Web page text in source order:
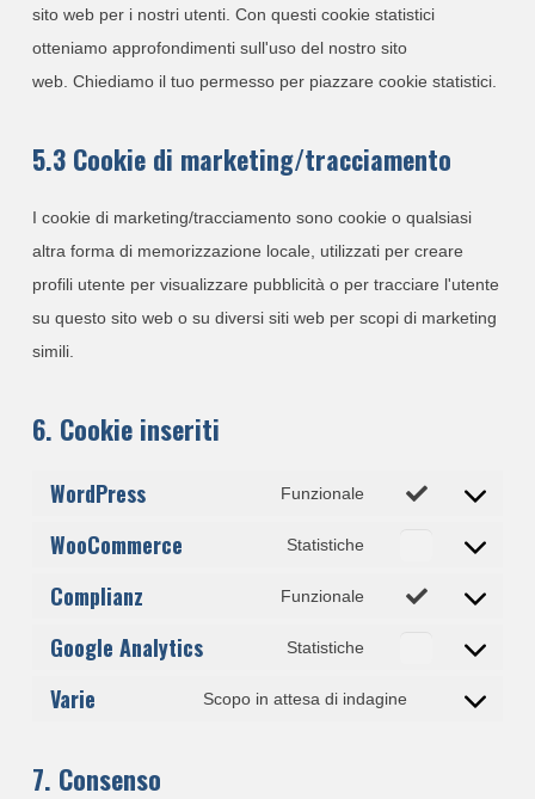
sito web per i nostri utenti. Con questi cookie statistici
otteniamo approfondimenti sull'uso del nostro sito
web. Chiediamo il tuo permesso per piazzare cookie statistici.
5.3 Cookie di marketing/tracciamento
I cookie di marketing/tracciamento sono cookie o qualsiasi
altra forma di memorizzazione locale, utilizzati per creare
profili utente per visualizzare pubblicità o per tracciare l'utente
su questo sito web o su diversi siti web per scopi di marketing
simili.
6. Cookie inseriti
WordPress
Funzionale
wordpress
WooCommerce
Statistiche
woocommerce
Complianz
Funzionale
complianz
Google Analytics
Statistiche
to
Varie
Scopo in attesa di indagine
Consent
7. Consenso